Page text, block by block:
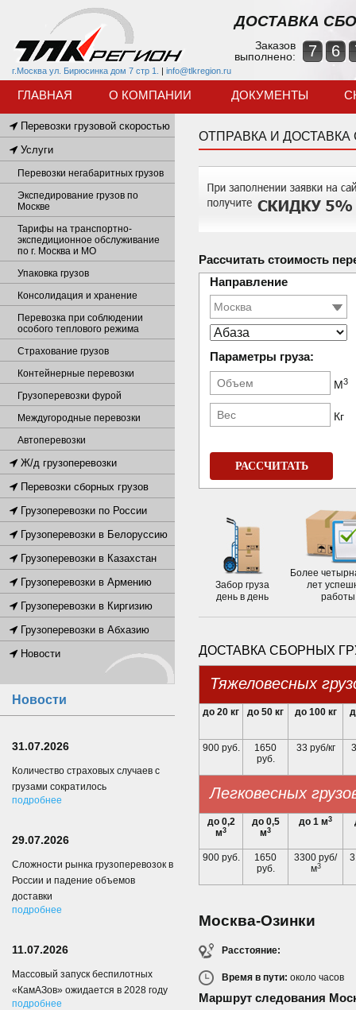
г.Москва ул. Бирюсинка дом 7 стр 1. | info@tlkregion.ru
ДОСТАВКА
Заказов
выполнено:
7 6
ГЛАВНАЯ О КОМПАНИИ ДОКУМЕНТЫ
ОТПРАВКА И
Рассчитать стоимость
Направление
Параметры груза:
М3
Кг
РАССЧИТАТЬ
Забор груза
день в день
Более
лет
работы
ДОСТАВКА СБОРНЫХ
Тяжеловесных
до 20 кг до 50 кг до 100 кг
900 руб.
1650
руб.
33 руб/кг
Легковесных
до 0,2
м3
до 0,5
м3
до 1 м3
900 руб.
1650
руб.
3300 руб/
м3
Москва-Озинки
Расстояние:
Время в пути: около часов
Маршрут следования
Перевозки грузовой скоростью
Услуги
Перевозки негабаритных грузов
Экспедирование грузов по
Москве
Тарифы на транспортно-
экспедиционное обслуживание
по г. Москва и МО
Упаковка грузов
Консолидация и хранение
Перевозка при соблюдении
особого теплового режима
Страхование грузов
Контейнерные перевозки
Грузоперевозки фурой
Междугородные перевозки
Автоперевозки
Ж/д грузоперевозки
Перевозки сборных грузов
Грузоперевозки по России
Грузоперевозки в Белоруссию
Грузоперевозки в Казахстан
Грузоперевозки в Армению
Грузоперевозки в Киргизию
Грузоперевозки в Абхазию
Новости
Новости
31.07.2026
Количество страховых случаев с
грузами сократилось
подробнее
29.07.2026
Сложности рынка грузоперевозок в
России и падение объемов
доставки
подробнее
11.07.2026
Массовый запуск беспилотных
«КамАЗов» ожидается в 2028 году
подробнее